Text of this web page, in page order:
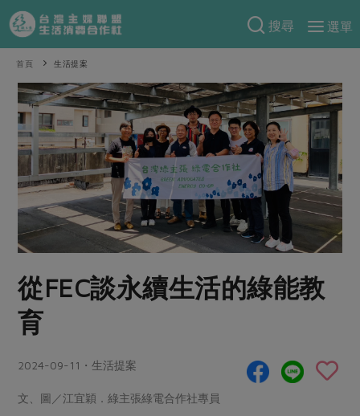
搜尋
選單
產品分類
當季蔬果
一籃菜 當令水果
芽苗類 蕈菇類
辛香料類
奶蛋豆・五穀
蛋 乳製品
豆製品 米麵雜糧
肉品・水產
畜產肉類
水畜加工品
食譜料理
食材
米食
麵食
海鮮
常備菜
蔬食
蛋料理
料理方式
特別企畫
預購活動
把最好的台灣味帶回家！
防災用品預購圓滿結束
更多預購活動
合作25-精選產品第四彈
綠主張
觀點文章
主婦食堂 一籃菜真心話
社內大小事 合作聯合國
產品故事
樂齡生活
廚房瑜伽
關於合作社
關於我們
合作社組織
產品檢驗
首頁 生活提案
從FEC談永續生活的綠能教
育
2024-09-11・生活提案
文、圖／江宜穎．綠主張綠電合作社專員